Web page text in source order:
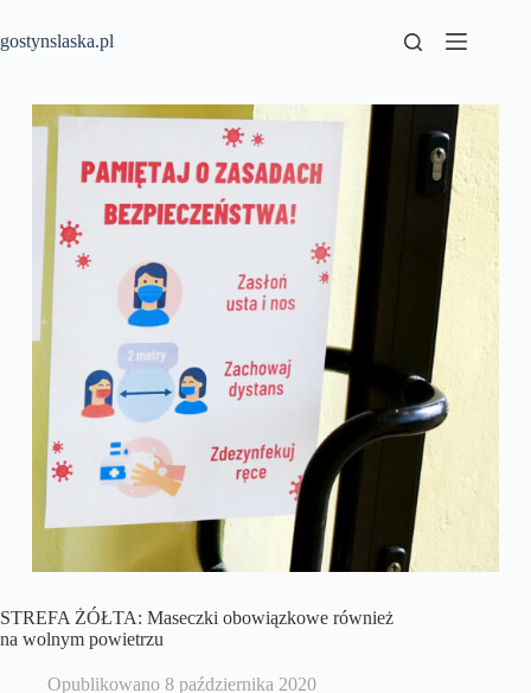
treści
gostynslaska.pl
STREFA ŻÓŁTA: Maseczki obowiązkowe również
na wolnym powietrzu
Opublikowano 8 października 2020